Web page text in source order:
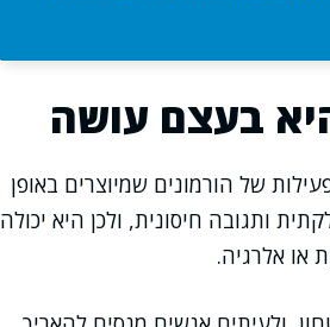
בעצם עושה
של הורמונים שמיוצרים באופן
ותגובה חיסונית, ולכן היא יכולה
או אלרגיה.